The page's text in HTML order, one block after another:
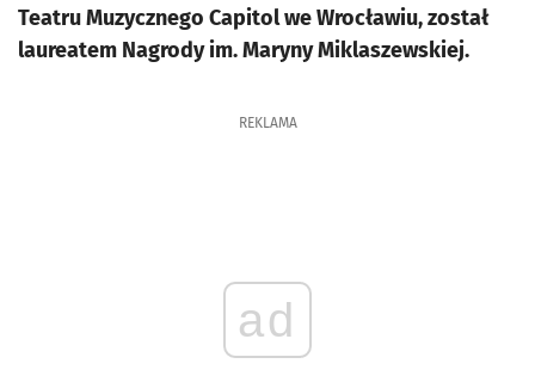
Teatru Muzycznego Capitol we Wrocławiu, został
laureatem Nagrody im. Maryny Miklaszewskiej.
REKLAMA
ad